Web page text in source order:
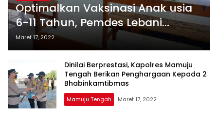
Optimalkan Vaksinasi Anak usia
6-11 Tahun, Pemdes Lebani
Lakukan Sosialisai
Maret 17, 2022
Dinilai Berprestasi, Kapolres Mamuju
Tengah Berikan Penghargaan Kepada 2
Bhabinkamtibmas
Mamuju Tengah Maret 17, 2022